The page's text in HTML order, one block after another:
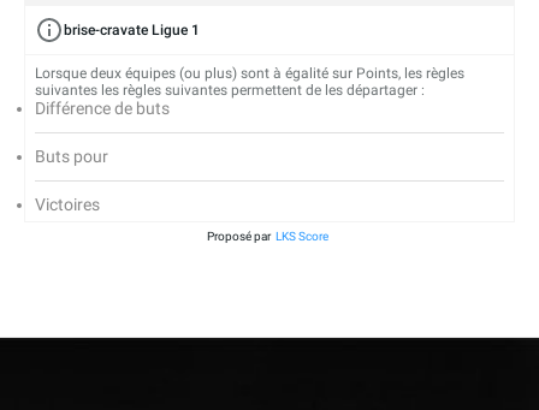
brise-cravate Ligue 1
Lorsque deux équipes (ou plus) sont à égalité sur Points, les règles
suivantes les règles suivantes permettent de les départager :
Différence de buts
Buts pour
Victoires
Proposé par LKS Score